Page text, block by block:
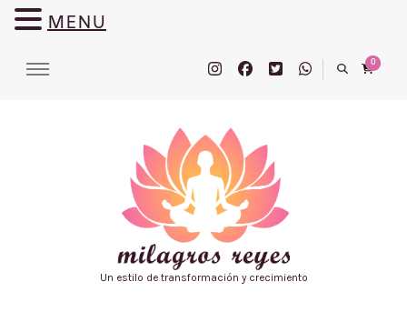
0
Un estilo de transformación y crecimiento
MENU